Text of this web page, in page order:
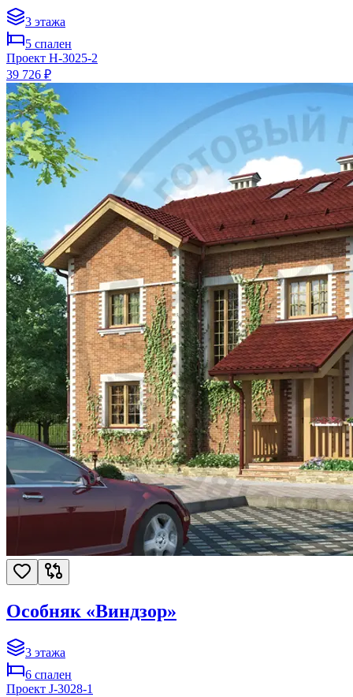
3 этажа
5 спален
Проект H-3025-2
39 726 ₽
Особняк «Виндзор»
3 этажа
6 спален
Проект J-3028-1